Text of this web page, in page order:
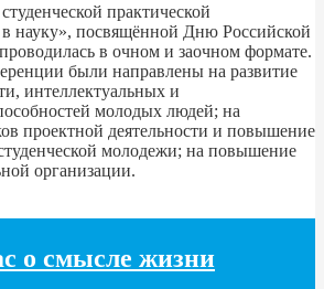
практической
науку», посвящённой Дню Российской
в очном и заочном формате.
были направлены на развитие
интеллектуальных и
молодых людей; на
проектной деятельности и повышение
молодежи; на повышение
организации.
о смысле жизни